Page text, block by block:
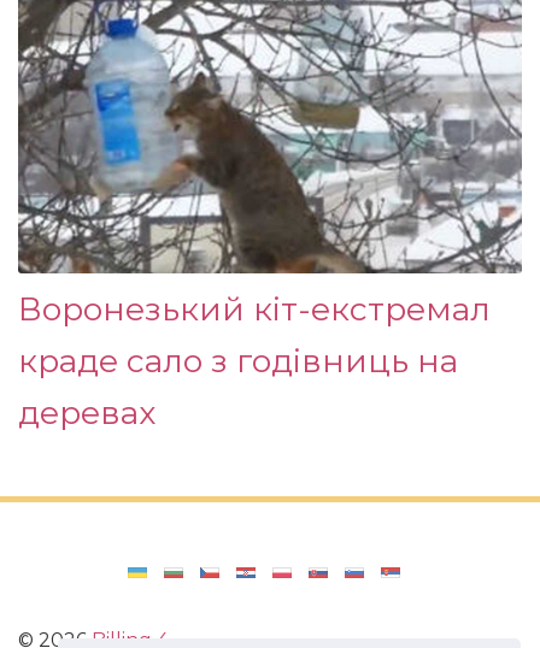
Воронезький кіт-екстремал
краде сало з годівниць на
деревах
© 2026 Billing 4